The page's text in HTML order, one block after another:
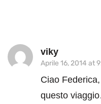
viky
Aprile 16, 2014 at
Ciao
questo